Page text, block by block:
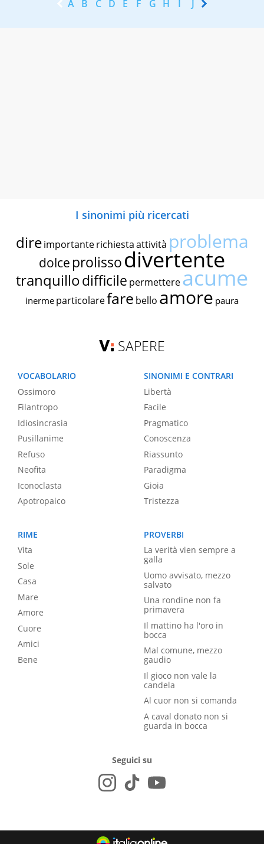
A B C D E F G H I J K
I sinonimi più ricercati
dire importante richiestaattività problema
dolce prolissodivertente
tranquillodifficile permettereacume
inerme particolarefare bello amore paura
SAPERE
VOCABOLARIO
Ossimoro
Filantropo
Idiosincrasia
Pusillanime
Refuso
Neofita
Iconoclasta
Apotropaico
SINONIMI E CONTRARI
Libertà
Facile
Pragmatico
Conoscenza
Riassunto
Paradigma
Gioia
Tristezza
RIME
Vita
Sole
Casa
Mare
Amore
Cuore
Amici
Bene
PROVERBI
La verità vien sempre a
galla
Uomo avvisato, mezzo
salvato
Una rondine non fa
primavera
Il mattino ha l'oro in
bocca
Mal comune, mezzo
gaudio
Il gioco non vale la
candela
Al cuor non si comanda
A caval donato non si
guarda in bocca
Seguici su